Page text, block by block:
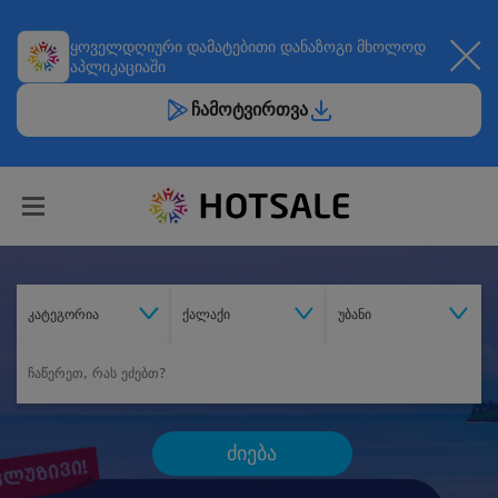
ყოველდღიური დამატებითი დანაზოგი მხოლოდ
აპლიკაციაში
ჩამოტვირთვა
კატეგორია ქალაქი უბანი
ძიება